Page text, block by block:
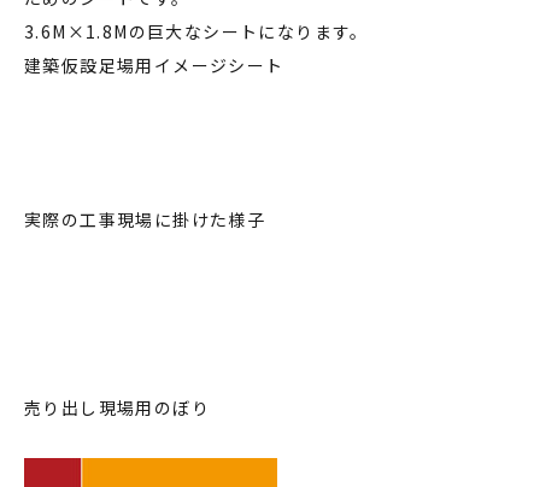
3.6M×1.8Mの巨大なシートになります。
建築仮設足場用イメージシート
実際の工事現場に掛けた様子
売り出し現場用のぼり